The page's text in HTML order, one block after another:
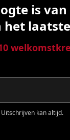
is
kan altijd.